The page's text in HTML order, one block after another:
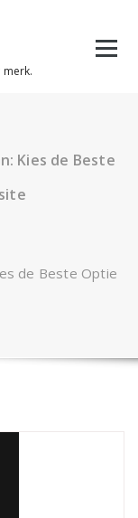
Kies de Beste
de Beste Optie